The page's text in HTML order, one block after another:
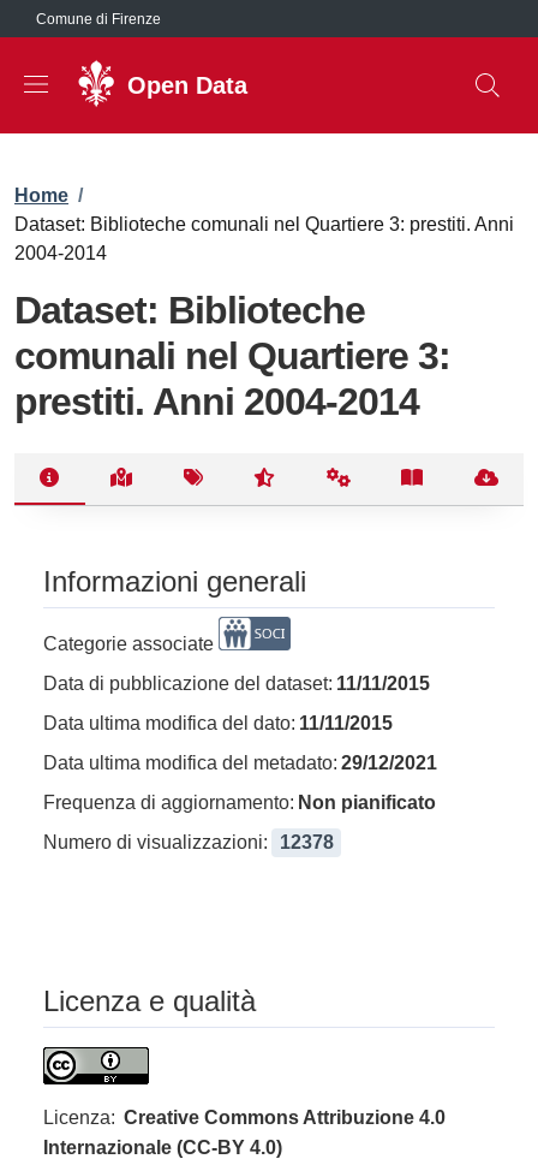
Salta al contenuto principale
Comune di Firenze
Open Data
Briciole di pane
Home /
Dataset: Biblioteche comunali nel Quartiere 3: prestiti. Anni
2004-2014
Dataset: Biblioteche
comunali nel Quartiere 3:
prestiti. Anni 2004-2014
Informazioni generali
Categorie associate
Data di pubblicazione del dataset: 11/11/2015
Data ultima modifica del dato: 11/11/2015
Data ultima modifica del metadato: 29/12/2021
Frequenza di aggiornamento: Non pianificato
Numero di visualizzazioni:
12378
Licenza e qualità
Licenza: Creative Commons Attribuzione 4.0
Internazionale (CC-BY 4.0)